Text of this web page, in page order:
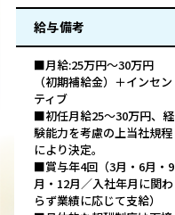
給与備考
■月給:25万円～30万円
（初期補給金）＋インセン
ティブ
■初任月給25～30万円、経
験能力を考慮の上当社規程
により決定。
■賞与年4回（3月・6月・9
月・12月／入社年月に関わ
らず業績に応じて支給）